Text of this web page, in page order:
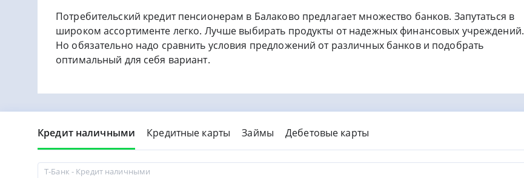
Потребительский кредит пенсионерам в Балаково предлагает множество банков. Запутаться в
широком ассортименте легко. Лучше выбирать продукты от надежных финансовых учреждений.
Но обязательно надо сравнить условия предложений от различных банков и подобрать
оптимальный для себя вариант.
Кредит наличными Кредитные карты Займы Дебетовые карты
Т-Банк - Кредит наличными